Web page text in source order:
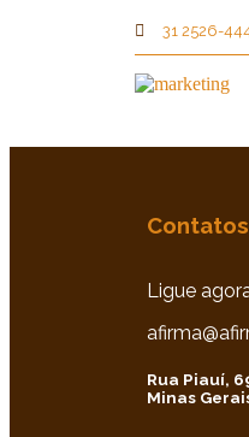
31 2526-
Contatos
Ligue
Rua Piauí,
Minas